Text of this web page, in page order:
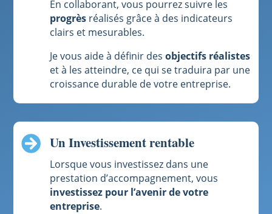
En collaborant, vous pourrez suivre les
progrèsréalisés grâce à des indicateurs
clairs et mesurables.
Je vous aide à définir des objectifs réalistes
et à les atteindre, ce qui se traduira par une
croissance durable de votre entreprise.
 Un Investissement rentable
Lorsque vous investissez dans une
prestation d’accompagnement, vous
investissez pour l’avenir de votre
entreprise.